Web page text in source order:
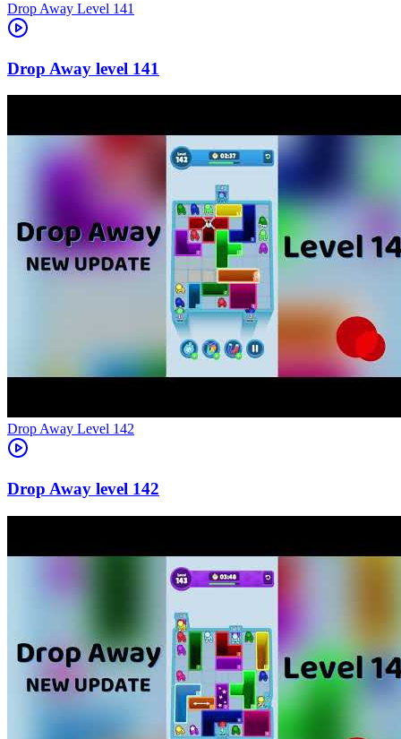
Level 141
141
Level 142
142